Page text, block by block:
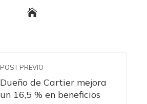
POST PREVIO
Dueño de Cartier mejora
un 16,5 % en beneficios